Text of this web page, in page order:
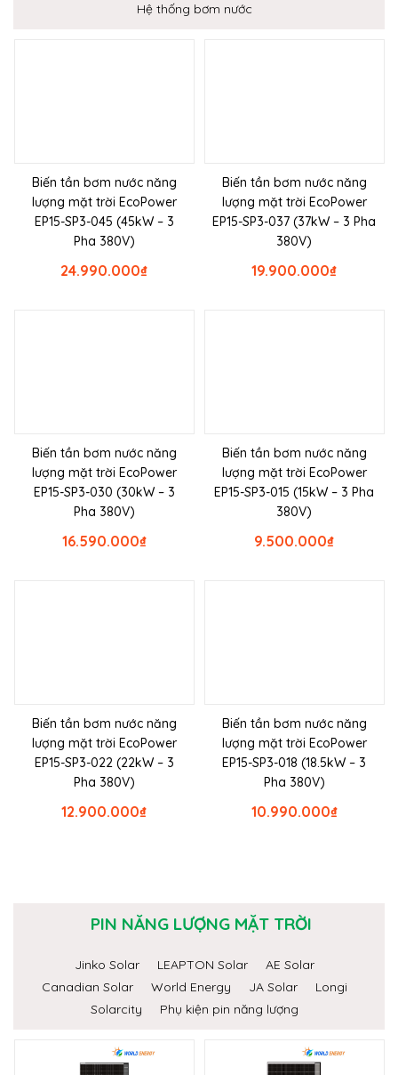
Hệ thống bơm nước
Biến tần bơm nước năng
lượng mặt trời EcoPower
EP15-SP3-045 (45kW – 3
Pha 380V)
₫
24.990.000
Biến tần bơm nước năng
lượng mặt trời EcoPower
EP15-SP3-037 (37kW – 3 Pha
380V)
₫
19.900.000
Biến tần bơm nước năng
lượng mặt trời EcoPower
EP15-SP3-030 (30kW – 3
Pha 380V)
₫
16.590.000
Biến tần bơm nước năng
lượng mặt trời EcoPower
EP15-SP3-015 (15kW – 3 Pha
380V)
₫
9.500.000
Biến tần bơm nước năng
lượng mặt trời EcoPower
EP15-SP3-022 (22kW – 3
Pha 380V)
₫
12.900.000
Biến tần bơm nước năng
lượng mặt trời EcoPower
EP15-SP3-018 (18.5kW – 3
Pha 380V)
₫
10.990.000
PIN NĂNG LƯỢNG MẶT TRỜI
Jinko Solar LEAPTON Solar
AE Solar
Canadian Solar
World Energy JA Solar
Longi
Solarcity
Phụ kiện pin năng lượng